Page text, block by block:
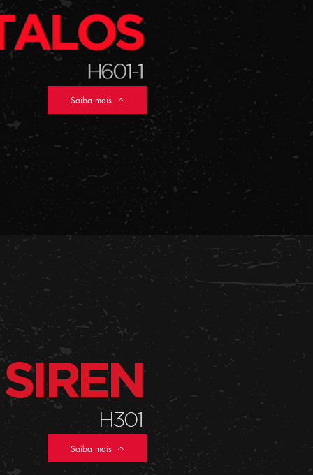
Saiba mais
Saiba mais